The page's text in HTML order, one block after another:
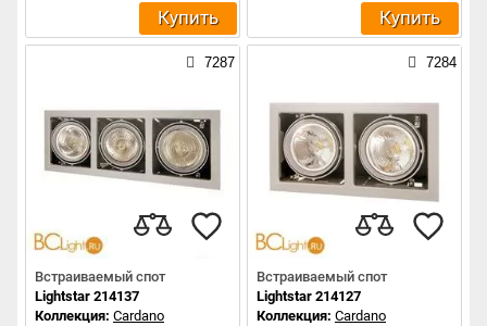
Купить Купить
7287
Встраиваемый спот
Lightstar 214137
Коллекция: Cardano
7284
Встраиваемый спот
Lightstar 214127
Коллекция: Cardano